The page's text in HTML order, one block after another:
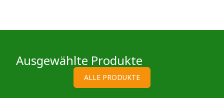
Ausgewählte Produkte
ALLE PRODUKTE